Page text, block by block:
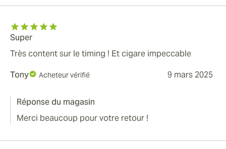
Super
Très content sur le timing ! Et cigare impeccable
Tony
Acheteur vérifié 9 mars 2025
Réponse du magasin
Merci beaucoup pour votre retour !